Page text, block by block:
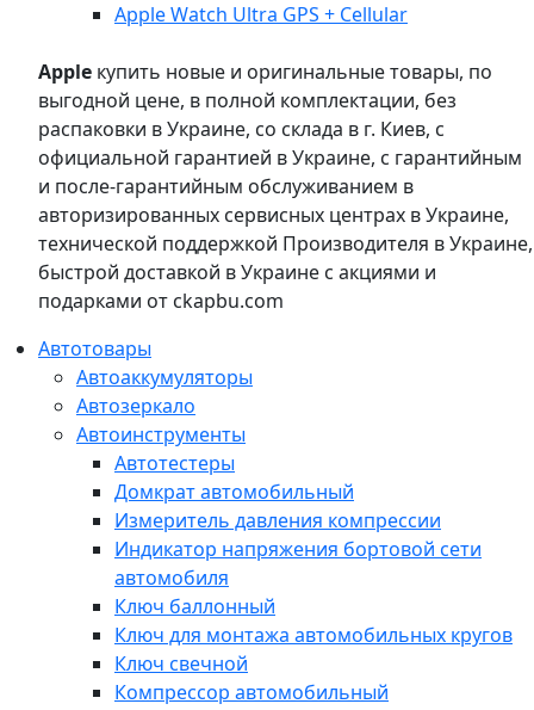
Apple Watch Ultra GPS + Cellular
Apple купить новые и оригинальные товары, по
выгодной цене, в полной комплектации, без
распаковки в Украине, со склада в г. Киев, с
официальной гарантией в Украине, с гарантийным
и после-гарантийным обслуживанием в
авторизированных сервисных центрах в Украине,
технической поддержкой Производителя в Украине,
быстрой доставкой в Украине с акциями и
подарками от ckapbu.com
Автотовары
Автоаккумуляторы
Автозеркало
Автоинструменты
Автотестеры
Домкрат автомобильный
Измеритель давления компрессии
Индикатор напряжения бортовой сети
автомобиля
Ключ баллонный
Ключ для монтажа автомобильных кругов
Ключ свечной
Компрессор автомобильный